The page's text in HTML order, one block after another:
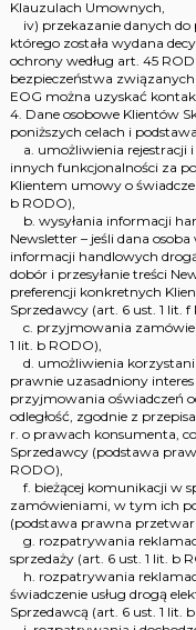
Klauzulach Umownych,
iv) przekazanie danych do
którego została wydana
ochrony według art. 45
bezpieczeństwa
EOG można uzyskać
4. Dane osobowe Klientów
poniższych celach i
a. umożliwienia rejestracji
innych funkcjonalności za
Klientem umowy o
b RODO),
b. wysyłania informacji
Newsletter – jeśli dana
informacji handlowych
dobór i przesyłanie treści
preferencji konkretnych
Sprzedawcy (art. 6 ust. 1 lit. f
c. przyjmowania
1 lit. b RODO),
d. umożliwienia
prawnie uzasadniony interes
przyjmowania oświadczeń
odległość, zgodnie z
r. o prawach konsumenta,
Sprzedawcy (podstawa
RODO),
f. bieżącej komunikacji w
zamówieniami, w tym ich
(podstawa prawna
g. rozpatrywania
sprzedaży (art. 6 ust. 1 lit. b
h. rozpatrywania
świadczenie usług drogą
Sprzedawcą (art. 6 ust. 1 lit.